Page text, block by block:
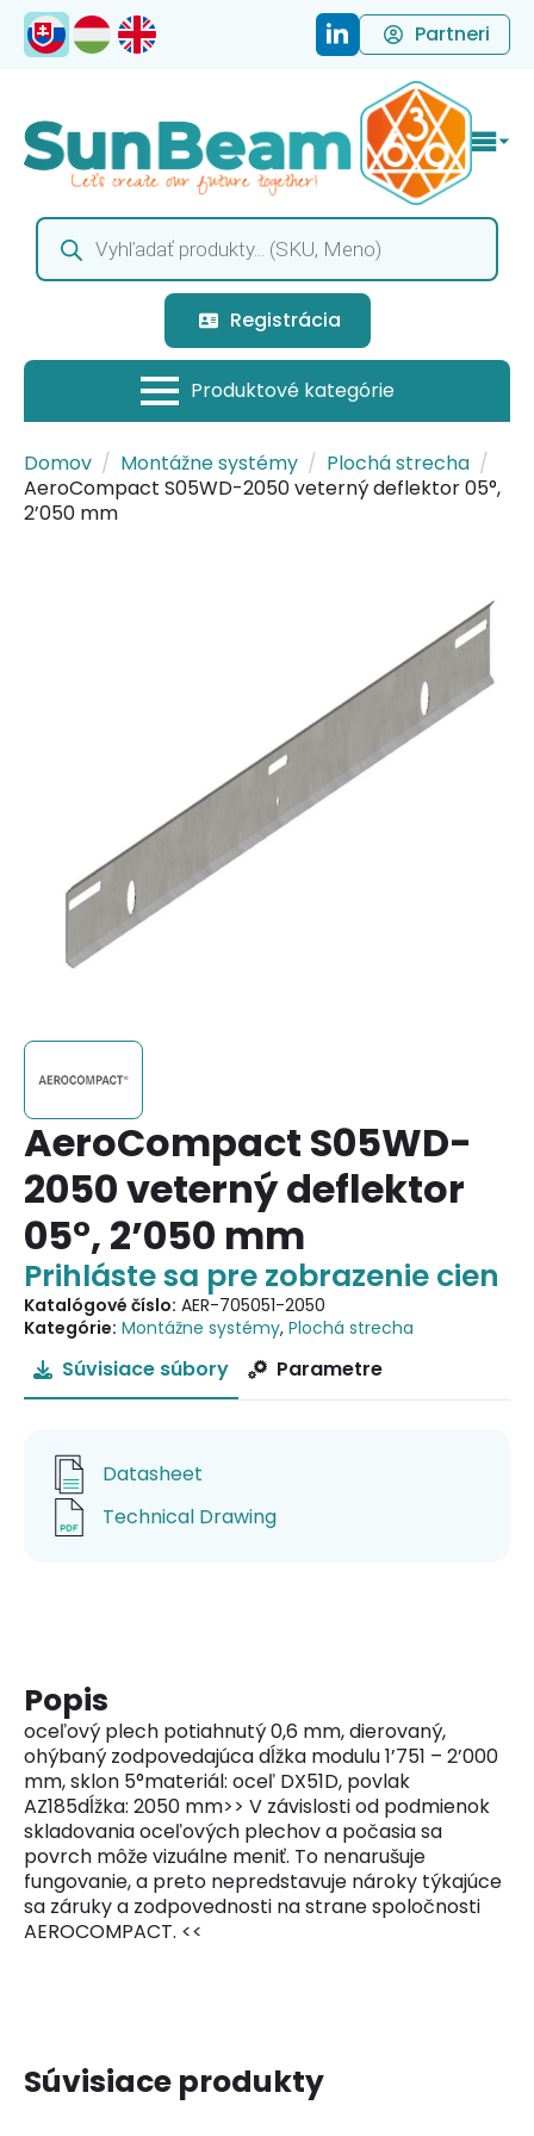
Partneri
Products
search
Registrácia
Domov Montážne systémy
Plochá strecha
AeroCompact S05WD-2050 veterný deflektor 05°,
2’050 mm
AeroCompact S05WD-
2050 veterný deflektor
05°, 2’050 mm
Prihláste sa pre zobrazenie cien
Katalógové číslo: AER-705051-2050
Kategórie: Montážne systémy, Plochá strecha
Súvisiace súbory Parametre
Datasheet
Technical Drawing
Popis
oceľový plech potiahnutý 0,6 mm, dierovaný,
ohýbaný zodpovedajúca dĺžka modulu 1’751 – 2’000
mm, sklon 5°materiál: oceľ DX51D, povlak
AZ185dĺžka: 2050 mm>> V závislosti od podmienok
skladovania oceľových plechov a počasia sa
povrch môže vizuálne meniť. To nenarušuje
fungovanie, a preto nepredstavuje nároky týkajúce
sa záruky a zodpovednosti na strane spoločnosti
AEROCOMPACT. <<
Súvisiace produkty